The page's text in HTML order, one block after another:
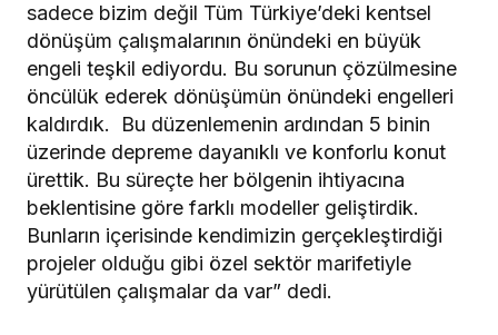
sadece bizim değil Tüm Türkiye’deki kentsel
dönüşüm çalışmalarının önündeki en büyük
engeli teşkil ediyordu. Bu sorunun çözülmesine
öncülük ederek dönüşümün önündeki engelleri
kaldırdık. Bu düzenlemenin ardından 5 binin
üzerinde depreme dayanıklı ve konforlu konut
ürettik. Bu süreçte her bölgenin ihtiyacına
beklentisine göre farklı modeller geliştirdik.
Bunların içerisinde kendimizin gerçekleştirdiği
projeler olduğu gibi özel sektör marifetiyle
yürütülen çalışmalar da var” dedi.